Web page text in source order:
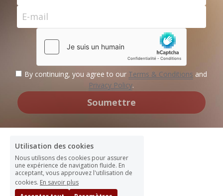
E-mail
By continuing, you agree to our Terms & Conditions and
Privacy Policy.
Soumettre
Utilisation des cookies
Nous utilisons des cookies pour assurer
une expérience de navigation fluide. En
acceptant, vous approuvez l'utilisation de
cookies. En savoir plus